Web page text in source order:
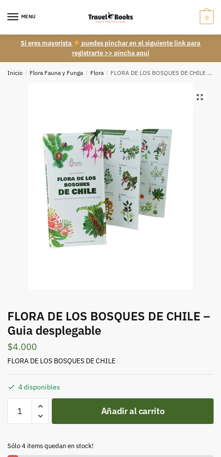
MENU 0
Si eres mayorista
puedes pinchar en el siguiente link para
registrarte >> pincha aquí
Inicio / Flora Fauna y Funga / Flora / FLORA DE LOS BOSQUES DE CHILE – Guia desplegable
FLORA DE LOS BOSQUES DE CHILE –
Guia desplegable
$4.000
FLORA DE LOS BOSQUES DE CHILE
4 disponibles
DE
Añadir al carrito
Sólo 4 items quedan en stock!